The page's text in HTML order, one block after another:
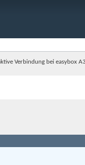
Verbindung bei easybox